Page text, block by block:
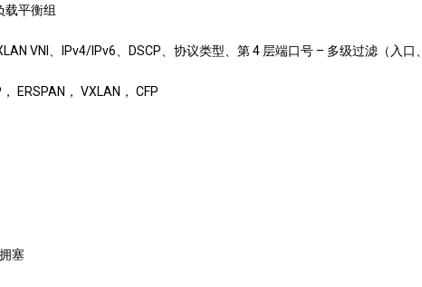
载平衡组
VNI、IPv4/IPv6、DSCP、协议类型、第 4 层端口号 – 多级过滤（入口
ERSPAN， VXLAN， CFP
塞